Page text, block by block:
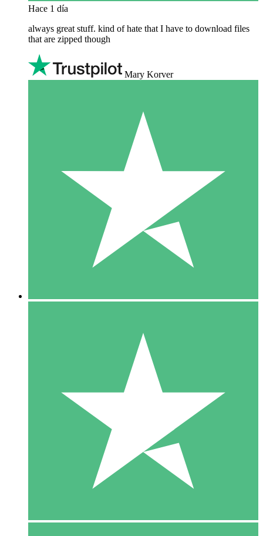
Hace 1 día
always great stuff. kind of hate that I have to download files
that are zipped though
Mary Korver